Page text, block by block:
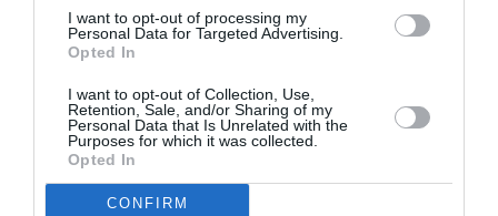
I want to opt-out of processing my
Personal Data for Targeted Advertising.
Opted In
I want to opt-out of Collection, Use,
Retention, Sale, and/or Sharing of my
Personal Data that Is Unrelated with the
Purposes for which it was collected.
Opted In
CONFIRM
ROYAL AIR MAROC :
CAPACITÉ RECORD POUR
L’ÉTÉ, MAIS LES PRIX...